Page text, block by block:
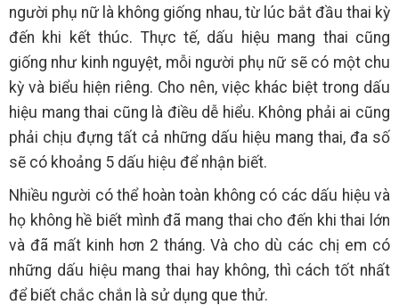
người phụ nữ là không giống nhau, từ lúc bắt đầu thai kỳ
đến khi kết thúc. Thực tế, dấu hiệu mang thai cũng
giống như kinh nguyệt, mỗi người phụ nữ sẽ có một chu
kỳ và biểu hiện riêng. Cho nên, việc khác biệt trong dấu
hiệu mang thai cũng là điều dễ hiểu. Không phải ai cũng
phải chịu đựng tất cả những dấu hiệu mang thai, đa số
sẽ có khoảng 5 dấu hiệu để nhận biết.
Nhiều người có thể hoàn toàn không có các dấu hiệu và
họ không hề biết mình đã mang thai cho đến khi thai lớn
và đã mất kinh hơn 2 tháng. Và cho dù các chị em có
những dấu hiệu mang thai hay không, thì cách tốt nhất
để biết chắc chắn là sử dụng que thử.